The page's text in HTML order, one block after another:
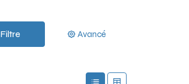
Filtre Avancé